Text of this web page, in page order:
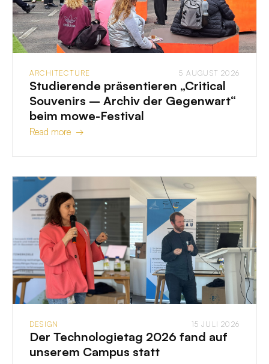
ARCHITECTURE 5 AUGUST 2026
Studierende präsentieren „Critical
Souvenirs – Archiv der Gegenwart“
beim mowe-Festival
Read more →
DESIGN 15 JULI 2026
Der Technologietag 2026 fand auf
unserem Campus statt